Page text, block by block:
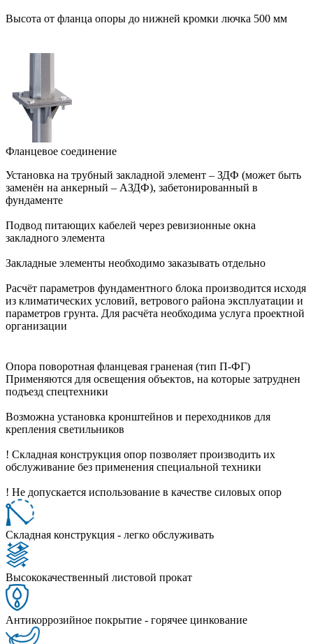
Высота от фланца опоры до нижней кромки лючка 500 мм
Фланцевое соединение
Установка на трубный закладной элемент – ЗДФ (может быть
заменён на анкерный – АЗДФ), забетонированный в
фундаменте
Подвод питающих кабелей через ревизионные окна
закладного элемента
Закладные элементы необходимо заказывать отдельно
Расчёт параметров фундаментного блока производится исходя
из климатических условий, ветрового района эксплуатации и
параметров грунта. Для расчёта необходима услуга проектной
организации
Опора поворотная фланцевая граненая (тип П-ФГ)
Применяются для освещения объектов, на которые затруднен
подъезд спецтехники
Возможна установка кронштейнов и переходников для
крепления светильников
! Складная конструкция опор позволяет производить их
обслуживание без применения специальной техники
! Не допускается использование в качестве силовых опор
Складная конструкция - легко обслуживать
Высококачественный листовой прокат
Антикоррозийное покрытие - горячее цинкование